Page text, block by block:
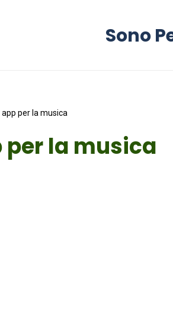
Sono
app per la musica
per la musica